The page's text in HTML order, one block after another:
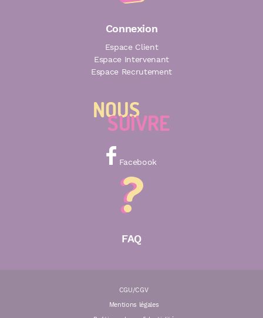
Connexion
Espace Client
Espace Intervenant
Espace Recrutement
Facebook
FAQ
CGU/CGV
Mentions légales